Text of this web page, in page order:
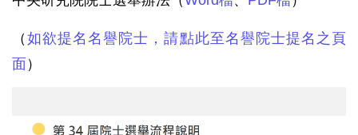
（如欲提名名譽院士，請點此至名譽院士提名之頁
面 ）